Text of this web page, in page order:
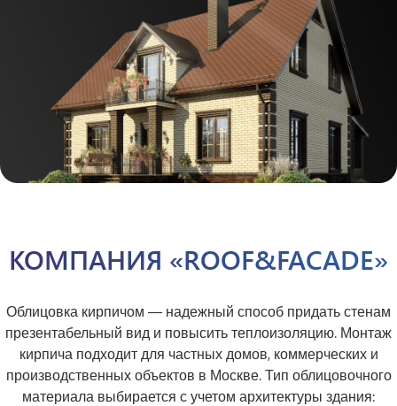
КОМПАНИЯ «ROOF&FACADE»
Облицовка кирпичом — надежный способ придать стенам
презентабельный вид и повысить теплоизоляцию. Монтаж
кирпича подходит для частных домов, коммерческих и
производственных объектов в Москве. Тип облицовочного
материала выбирается с учетом архитектуры здания: